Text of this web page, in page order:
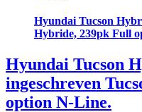
Hyundai Tucson
Hybride, 239pk Full
Hyundai Tucson
ingeschreven
option N-Line.